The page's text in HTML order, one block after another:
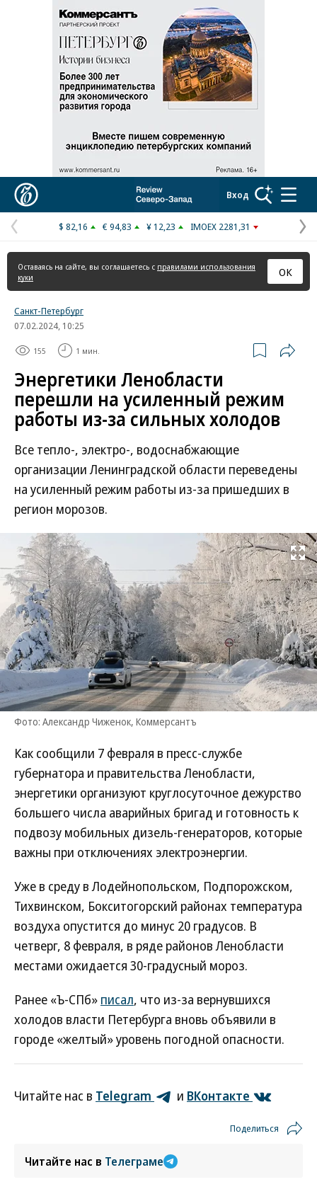
Реклама в «Ъ» www.kommersant.ru/ad
Вход
Предыдущая
страница
$ 82,16 € 94,83 ¥ 12,23 IMOEX 2281,31
Оставаясь на сайте, вы соглашаетесь с правилами использования
куки
ОК
Санкт-Петербург
07.02.2024, 10:25
155 1 мин.
Энергетики Ленобласти
перешли на усиленный режим
работы из-за сильных холодов
Все тепло-, электро-, водоснабжающие
организации Ленинградской области переведены
на усиленный режим работы из-за пришедших в
регион морозов.
Развернуть
Фото: Александр Чиженок, Коммерсантъ
Как сообщили 7 февраля в пресс-службе
губернатора и правительства Ленобласти,
энергетики организуют круглосуточное дежурство
большего числа аварийных бригад и готовность к
подвозу мобильных дизель-генераторов, которые
важны при отключениях электроэнергии.
Уже в среду в Лодейнопольском, Подпорожском,
Тихвинском, Бокситогорский районах температура
воздуха опустится до минус 20 градусов. В
четверг, 8 февраля, в ряде районов Ленобласти
местами ожидается 30-градусный мороз.
Ранее «Ъ-СПб» писал, что из-за вернувшихся
холодов власти Петербурга вновь объявили в
городе «желтый» уровень погодной опасности.
Читайте нас в Telegram и ВКонтакте
Поделиться
Читайте нас в Телеграме